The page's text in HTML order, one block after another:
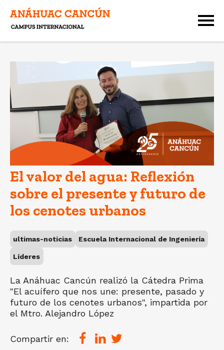
El valor del agua: Reflexión
sobre el presente y futuro de
los cenotes urbanos
ultimas-noticias Escuela Internacional de Ingeniería
Líderes
La Anáhuac Cancún realizó la Cátedra Prima
"El acuífero que nos une: presente, pasado y
futuro de los cenotes urbanos", impartida por
el Mtro. Alejandro López
Compartir en: